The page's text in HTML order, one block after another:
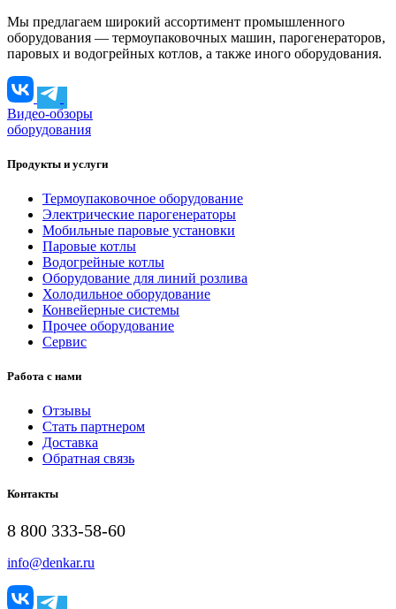
Мы предлагаем широкий ассортимент промышленного
оборудования — термоупаковочных машин, парогенераторов,
паровых и водогрейных котлов, а также иного оборудования.
Видео-обзоры
оборудования
Продукты и услуги
Термоупаковочное оборудование
Электрические парогенераторы
Мобильные паровые установки
Паровые котлы
Водогрейные котлы
Оборудование для линий розлива
Холодильное оборудование
Конвейерные системы
Прочее оборудование
Сервис
Работа с нами
Отзывы
Стать партнером
Доставка
Обратная связь
Контакты
8 800 333-58-60
info@denkar.ru